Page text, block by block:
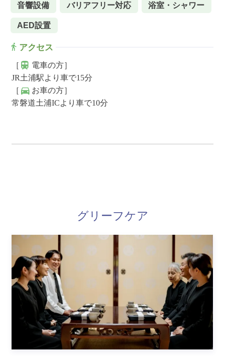
音響設備 バリアフリー対応 浴室・シャワー
AED設置
アクセス
［
電車の方］
JR土浦駅より車で15分
［
お車の方］
常磐道土浦ICより車で10分
グリーフケア